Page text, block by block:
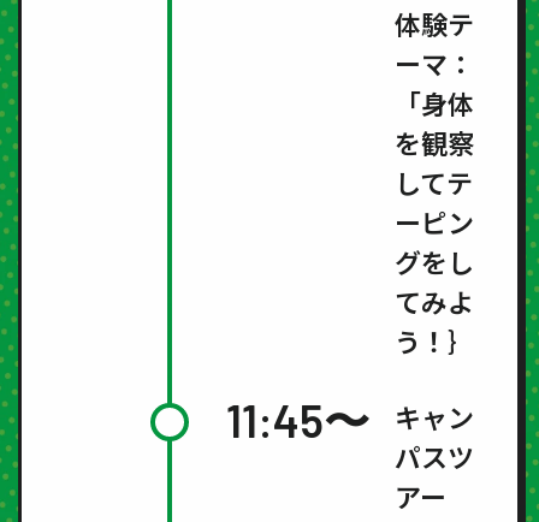
体験テ
ーマ：
「身体
を観察
してテ
ーピン
グをし
てみよ
う！｝
11:45〜
キャン
パスツ
アー